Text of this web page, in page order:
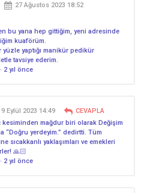
27 Ağustos 2023 18:52
bu yana hep gittiğim, yeni adresinde
kuaförüm.
yüzle yaptığı manikür pedikür
tavsiye ederim.
2 yıl önce
9 Eylül 2023 14:49
CEVAPLA
mağdur biri olarak Değişim
“Doğru yerdeyim.” dedirtti. Tüm
sıcakkanlı yaklaşımları ve emekleri
🙏🏻
2 yıl önce